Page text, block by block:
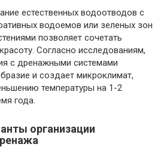
естественных водоотводов с
водоемов или зеленых зон
позволяет сочетать
Согласно исследованиям,
с дренажными системами
и создает микроклимат,
температуры на 1-2
года.
организации